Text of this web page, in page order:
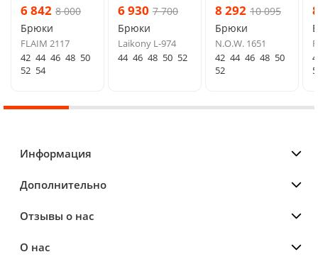
6 842 8 000
Брюки
FLAIM 2117
42 44 46 48 50
52 54
6 930 7 700
Брюки
Laikony L-974
44 46 48 50 52
8 292 10 095
Брюки
N.O.W. 1651
42 44 46 48 50
52
Информация
Дополнительно
Отзывы о нас
О нас